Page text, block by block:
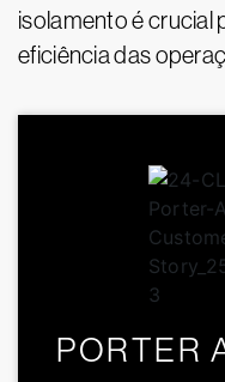
isolamento é crucial
eficiência das
PORTER